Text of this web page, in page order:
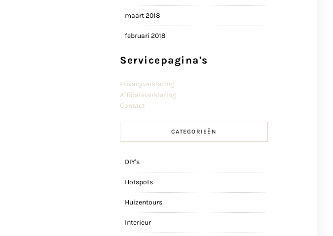
maart 2018
februari 2018
Servicepagina's
Privacyverklaring
Affiliateverklaring
Contact
CATEGORIEËN
DIY's
Hotspots
Huizentours
Interieur